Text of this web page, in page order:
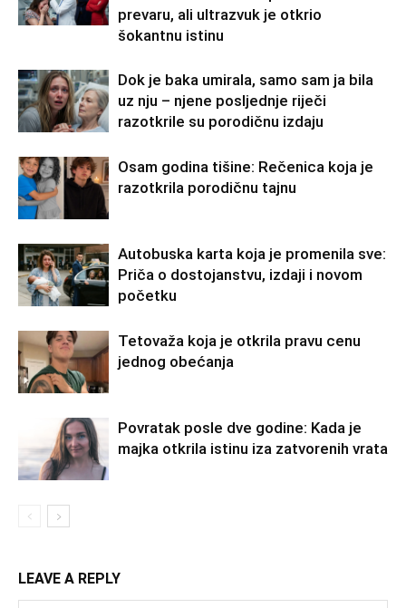
prevaru, ali ultrazvuk je otkrio
šokantnu istinu
Dok je baka umirala, samo sam ja bila
uz nju – njene posljednje riječi
razotkrile su porodičnu izdaju
Osam godina tišine: Rečenica koja je
razotkrila porodičnu tajnu
Autobuska karta koja je promenila sve:
Priča o dostojanstvu, izdaji i novom
početku
Tetovaža koja je otkrila pravu cenu
jednog obećanja
Povratak posle dve godine: Kada je
majka otkrila istinu iza zatvorenih vrata
LEAVE A REPLY